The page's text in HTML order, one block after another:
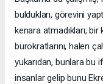
buldukları, görevini
kenara atmadıkları,
bürokratlarını, halen
yukarıdan, bunlara bu
insanlar gelip bunu